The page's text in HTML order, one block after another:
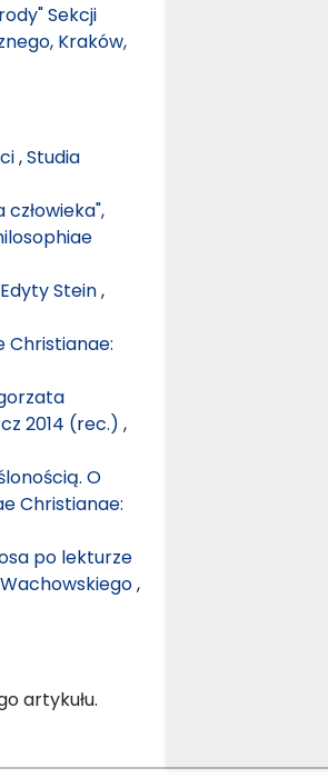
Sekcji
Kraków,
,Studia
Stein,
Christianae:
2014 (rec.) ,
O
Christianae:
po lekturze
,
artykułu.